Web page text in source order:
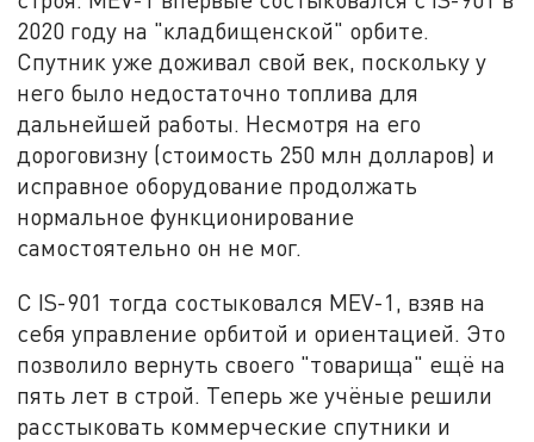
2020 году на "кладбищенской" орбите.
Спутник уже доживал свой век, поскольку у
него было недостаточно топлива для
дальнейшей работы. Несмотря на его
дороговизну (стоимость 250 млн долларов) и
исправное оборудование продолжать
нормальное функционирование
самостоятельно он не мог.
С IS-901 тогда состыковался MEV-1, взяв на
себя управление орбитой и ориентацией. Это
позволило вернуть своего "товарища" ещё на
пять лет в строй. Теперь же учёные решили
расстыковать коммерческие спутники и